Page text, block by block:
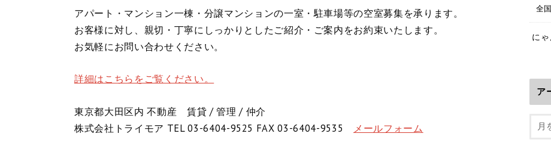
アパート・マンション一棟・分譲マンションの一室・駐車場等の空室募集を承ります。
お客様に対し、親切・丁寧にしっかりとしたご紹介・ご案内をお約束いたします。
お気軽にお問い合わせください。
詳細はこちらをご覧ください。
東京都大田区内 不動産 賃貸 / 管理 / 仲介
株式会社トライモア TEL 03-6404-9525 FAX 03-6404-9535 メールフォーム
全
に
ア